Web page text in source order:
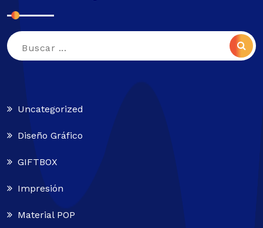
Buscar:
Uncategorized
Diseño Gráfico
GIFTBOX
Impresión
Material POP